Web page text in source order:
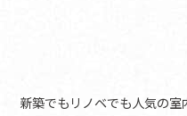
新築でもリノベでも人気の